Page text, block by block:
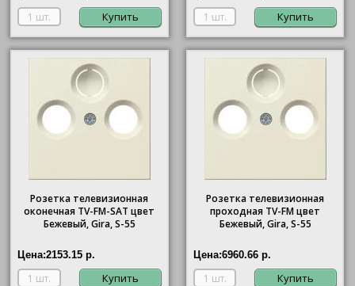
Купить Купить
Розетка телевизионная
оконечная ТV-FМ-SАТ цвет
Бежевый, Gira, S-55
Цена:2153.15 р.
Купить
Розетка телевизионная
проходная ТV-FМ цвет
Бежевый, Gira, S-55
Цена:6960.66 р.
Купить